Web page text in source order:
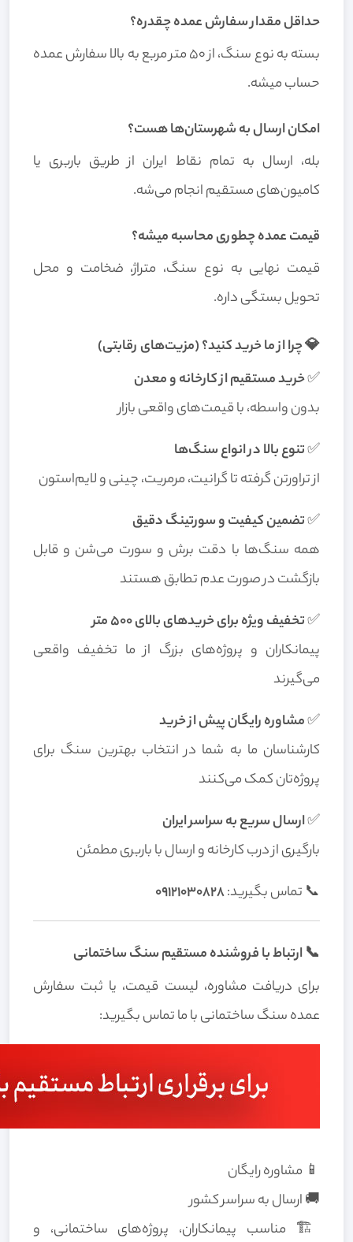
حداقل مقدار سفارش عمده چقدره؟
بسته به نوع سنگ، از ۵۰ متر مربع به بالا سفارش عمده
حساب میشه.
امکان ارسال به شهرستان‌ها هست؟
بله، ارسال به تمام نقاط ایران از طریق باربری یا
کامیون‌های مستقیم انجام می‌شه.
قیمت عمده چطوری محاسبه میشه؟
قیمت نهایی به نوع سنگ، متراژ، ضخامت و محل
تحویل بستگی داره.
💎 چرا از ما خرید کنید؟ (مزیت‌های رقابتی)
✅خرید مستقیم از کارخانه و معدن
بدون واسطه، با قیمت‌های واقعی بازار
✅تنوع بالا در انواع سنگ‌ها
از تراورتن گرفته تا گرانیت، مرمریت، چینی و لایم‌استون
✅تضمین کیفیت و سورتینگ دقیق
همه سنگ‌ها با دقت برش و سورت می‌شن و قابل
بازگشت در صورت عدم تطابق هستند
✅تخفیف ویژه برای خریدهای بالای ۵۰۰ متر
پیمانکاران و پروژه‌های بزرگ از ما تخفیف واقعی
می‌گیرند
✅مشاوره رایگان پیش از خرید
کارشناسان ما به شما در انتخاب بهترین سنگ برای
پروژه‌تان کمک می‌کنند
✅ارسال سریع به سراسر ایران
بارگیری از درب کارخانه و ارسال با باربری مطمئن
📞 تماس بگیرید:09121030828
📞 ارتباط با فروشنده مستقیم سنگ ساختمانی
برای دریافت مشاوره، لیست قیمت، یا ثبت سفارش
عمده سنگ ساختمانی با ما تماس بگیرید:
📱 مشاوره رایگان
🚚 ارسال به سراسر کشور
🏗️ مناسب پیمانکاران، پروژه‌های ساختمانی، و